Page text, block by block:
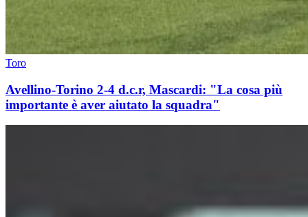
Toro
Avellino-Torino 2-4 d.c.r, Mascardi: "La cosa più
importante è aver aiutato la squadra"